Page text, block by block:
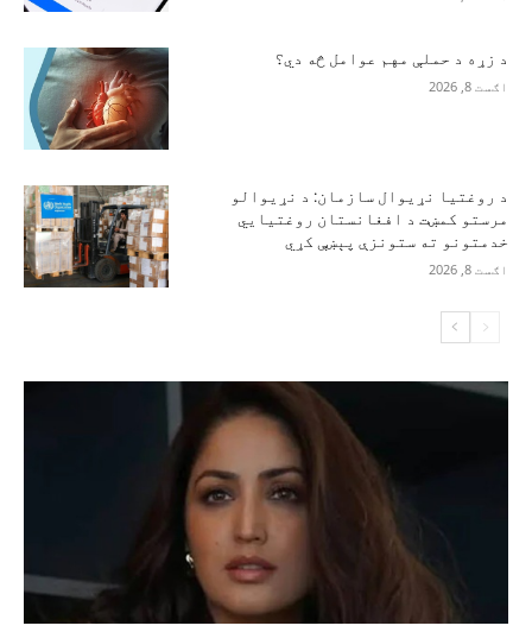
د زړه د حملې مهم عوامل څه دي؟
اګست 8, 2026
د روغتیا نړیوال سازمان: د نړیوالو
مرستو کمښت د افغانستان روغتیايي
خدمتونو ته ستونزې پېښې کړي
اګست 8, 2026